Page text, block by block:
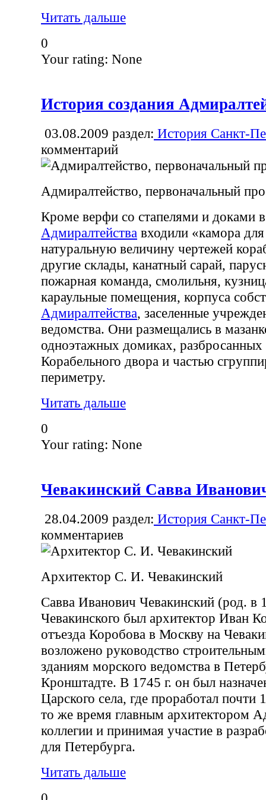
Читать дальше
0
Your rating: None
История создания
03.08.2009 раздел: История Санкт-
комментарий
Адмиралтейство, первоначальный
Кроме верфи со стапелями и доками в
Адмиралтейства входили «камора
натуральную величину чертежей
другие склады, канатный сарай,
пожарная команда, смолильня,
караульные помещения, корпуса
Адмиралтейства, заселенные
ведомства. Они размещались в
одноэтажных домиках, разбросанных
Корабельного двора и частью
периметру.
Читать дальше
0
Your rating: None
Чевакинский Савва
28.04.2009 раздел: История Санкт-
комментариев
Архитектор С. И. Чевакинский
Савва Иванович Чевакинский (род. в
Чевакинского был архитектор Иван
отъезда Коробова в Москву на
возложено руководство
зданиям морского ведомства в
Кронштадте. В 1745 г. он был
Царского села, где проработал почти
то же время главным архитектором
коллегии и принимая участие в
для Петербурга.
Читать дальше